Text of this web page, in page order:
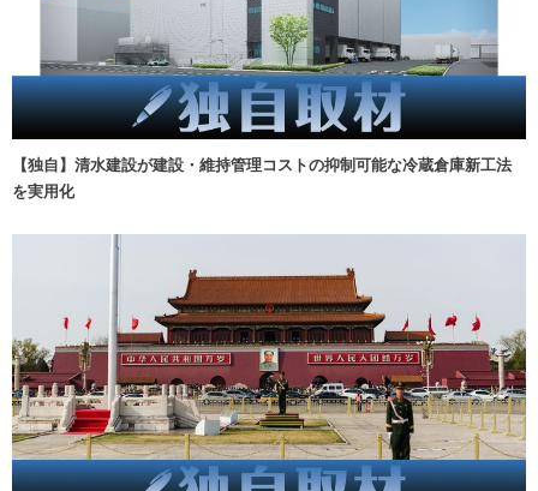
【独自】清水建設が建設・維持管理コストの抑制可能な冷蔵倉庫新工法
を実用化